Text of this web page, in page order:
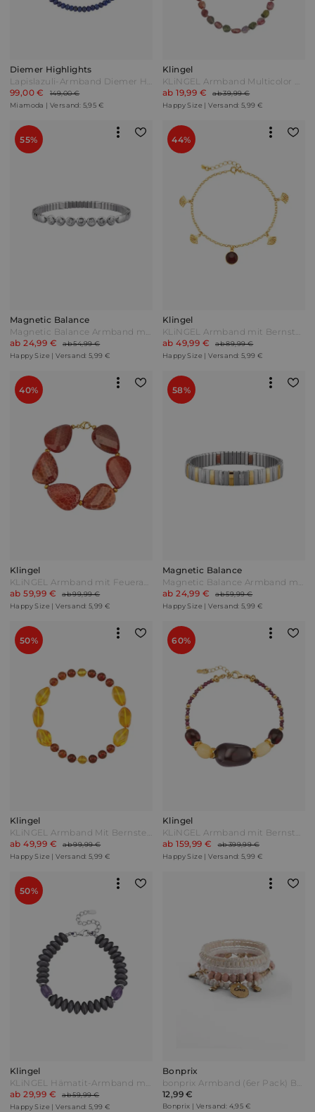
Diemer Highlights
Lapislazuli-Armband Diemer Highlights Blau
99,00 €
149,00 €
Miamoda | Versand: 5,95 €
Klingel
KLiNGEL Armband Multicolor Bunt
ab 19,99 €
ab 39,99 €
Happy Size | Versand: 5,99 €
55%
Magnetic Balance
Magnetic Balance Armband mit 2 Magneten Edelstahl Silber
ab 24,99 €
ab 54,99 €
Happy Size | Versand: 5,99 €
44%
Klingel
KLiNGEL Armband mit Bernstein Rot
ab 49,99 €
ab 89,99 €
Happy Size | Versand: 5,99 €
40%
Klingel
KLiNGEL Armband mit Feuerachat Rot
ab 59,99 €
ab 99,99 €
Happy Size | Versand: 5,99 €
58%
Magnetic Balance
Magnetic Balance Armband mit 2 Magneten Bicolor Silber
ab 24,99 €
ab 59,99 €
Happy Size | Versand: 5,99 €
50%
Klingel
KLiNGEL Armband Mit Bernstein Multicolor 1 Bunt
ab 49,99 €
ab 99,99 €
Happy Size | Versand: 5,99 €
60%
Klingel
KLiNGEL Armband mit Bernstein und Granat-Steinen Rot
ab 159,99 €
ab 399,99 €
Happy Size | Versand: 5,99 €
50%
Klingel
KLiNGEL Hämatit-Armband mit Amethysten Grau
ab 29,99 €
ab 59,99 €
Happy Size | Versand: 5,99 €
Bonprix
bonprix Armband (6er Pack) Beige
12,99 €
Bonprix | Versand: 4,95 €